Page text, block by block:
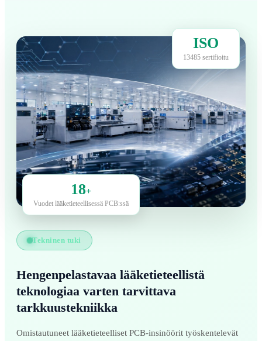
18+
Vuodet lääketieteellisessä PCB:ssä
ISO
13485 sertifioitu
Tekninen tuki
Hengenpelastavaa lääketieteellistä
teknologiaa varten tarvittava
tarkkuustekniikka
Omistautuneet lääketieteelliset PCB-insinöörit työskentelevät